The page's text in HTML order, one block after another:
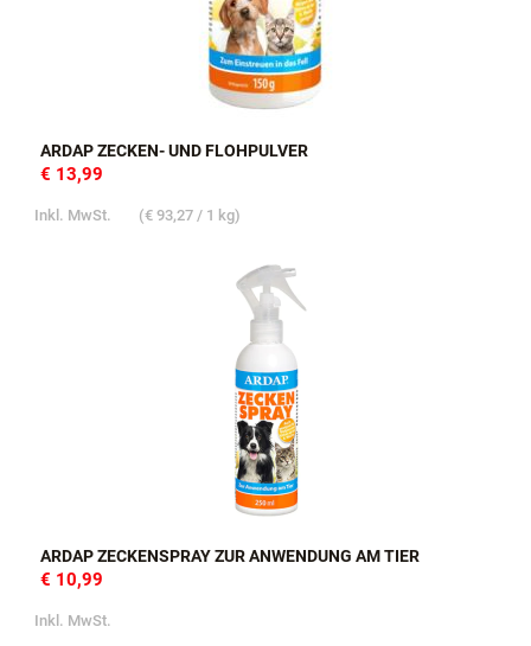
ARDAP ZECKEN- UND FLOHPULVER
€ 13,99
Inkl. MwSt. (€ 93,27 / 1 kg)
ARDAP ZECKENSPRAY ZUR ANWENDUNG AM TIER
€ 10,99
Inkl. MwSt.